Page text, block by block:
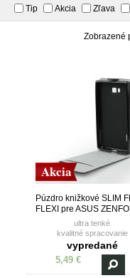
Tip
Akcia Zľava
Zobrazené
Akcia
Púzdro knižkové SLIM
FLEXI pre ASUS
MAX (ZC550KL) - čierne
ultra tenké
kvalitné spracovanie
vanička z TPU
polyuretán)
vypredané
5,49 €